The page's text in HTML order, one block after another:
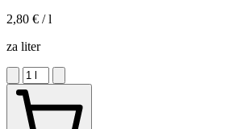
2,80 € / l
za liter